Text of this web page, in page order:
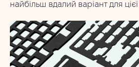
найбільш вдалий варіант для цієї